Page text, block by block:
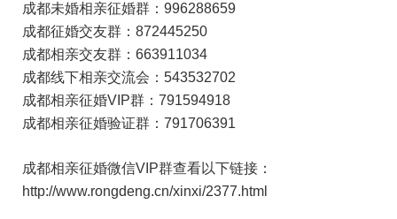
成都未婚相亲征婚群：996288659
成都征婚交友群：872445250
成都相亲交友群：663911034
成都线下相亲交流会：543532702
成都相亲征婚VIP群：791594918
成都相亲征婚验证群：791706391
成都相亲征婚微信VIP群查看以下链接：
http://www.rongdeng.cn/xinxi/2377.html